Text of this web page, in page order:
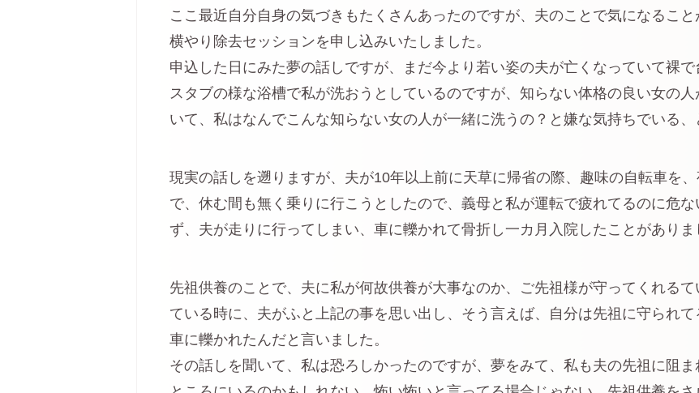
ここ最近自分自身の気づきもたくさんあったのですが、夫のことで気になるこ
横やり除去セッションを申し込みいたしました。
申込した日にみた夢の話しですが、まだ今より若い姿の夫が亡くなっていて裸
スタブの様な浴槽で私が洗おうとしているのですが、知らない体格の良い女の
いて、私はなんでこんな知らない女の人が一緒に洗うの？と嫌な気持ちでいる、
現実の話しを遡りますが、夫が10年以上前に天草に帰省の際、趣味の自転車を
で、休む間も無く乗りに行こうとしたので、義母と私が運転で疲れてるのに危
ず、夫が走りに行ってしまい、車に轢かれて骨折し一カ月入院したことがありま
先祖供養のことで、夫に私が何故供養が大事なのか、ご先祖様が守ってくれる
ている時に、夫がふと上記の事を思い出し、そう言えば、自分は先祖に守られ
車に轢かれたんだと言いました。
その話しを聞いて、私は恐ろしかったのですが、夢をみて、私も夫の先祖に阻